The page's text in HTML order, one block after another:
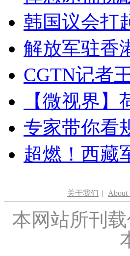
韩国议会打
解放军驻香
CGTN记者
【微视界
专家带你看
超燃！西藏
关于我们 | About
本网站所刊